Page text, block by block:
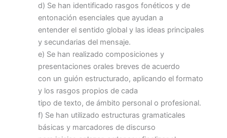
d) Se han identificado rasgos fonéticos y de
entonación esenciales que ayudan a
entender el sentido global y las ideas principales
y secundarias del mensaje.
e) Se han realizado composiciones y
presentaciones orales breves de acuerdo
con un guión estructurado, aplicando el formato
y los rasgos propios de cada
tipo de texto, de ámbito personal o profesional.
f) Se han utilizado estructuras gramaticales
básicas y marcadores de discurso